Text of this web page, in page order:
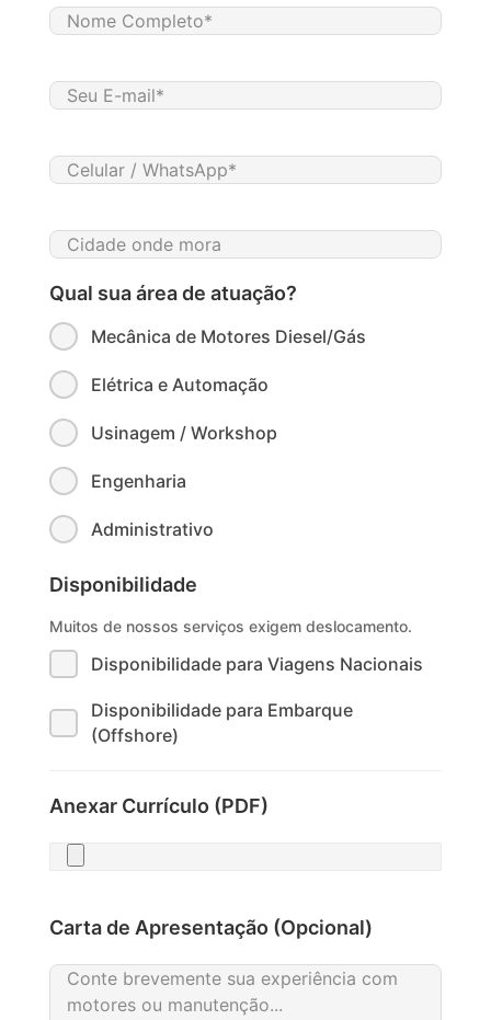
Qual sua área de atuação?
Mecânica de Motores Diesel/Gás
Elétrica e Automação
Usinagem / Workshop
Engenharia
Administrativo
Disponibilidade
Muitos de nossos serviços exigem deslocamento.
Disponibilidade para Viagens Nacionais
Disponibilidade para Embarque
(Offshore)
Anexar Currículo (PDF)
Carta de Apresentação (Opcional)